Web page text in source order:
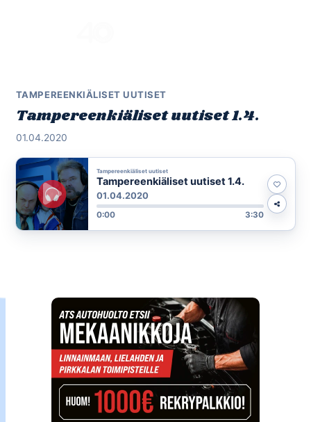
TAMPEREENKIÄLISET UUTISET
Tampereenkiäliset uutiset 1.4.
01.04.2020
Tampereenkiäliset uutiset
Tampereenkiäliset uutiset 1.4.
01.04.2020
0:00 3:30